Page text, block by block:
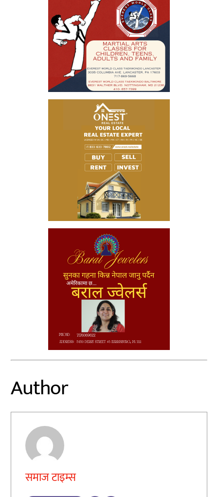
Author
समाज टाइम्स